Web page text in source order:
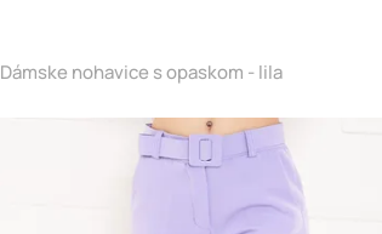
Dámske nohavice s opaskom - lila